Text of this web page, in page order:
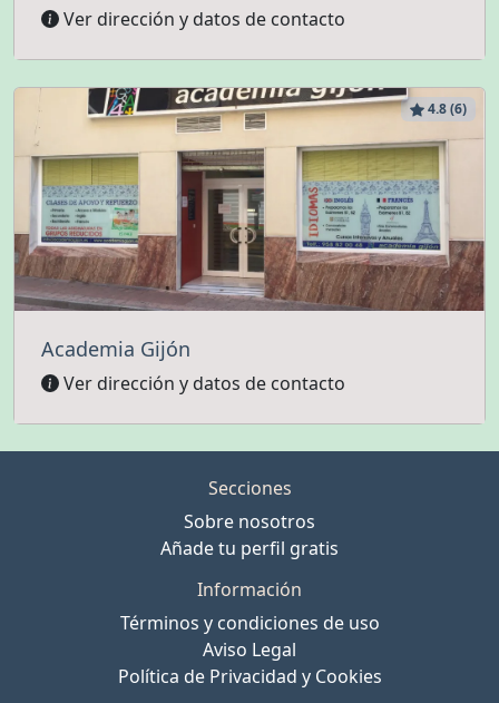
Ver dirección y datos de contacto
4.8 (6)
Academia Gijón
Ver dirección y datos de contacto
Secciones
Sobre nosotros
Añade tu perfil gratis
Información
Términos y condiciones de uso
Aviso Legal
Política de Privacidad y Cookies